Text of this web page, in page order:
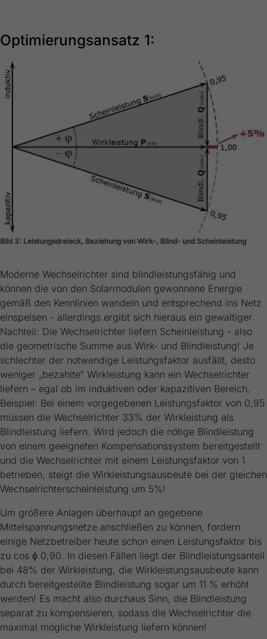
Optimierungsansatz 1:
Bild 3: Leistungsdreieck, Beziehung von Wirk-, Blind- und Scheinleistung
Moderne Wechselrichter sind blindleistungsfähig und
können die von den Solarmodulen gewonnene Energie
gemäß den Kennlinien wandeln und entsprechend ins Netz
einspeisen - allerdings ergibt sich hieraus ein gewaltiger
Nachteil: Die Wechselrichter liefern Scheinleistung - also
die geometrische Summe aus Wirk- und Blindleistung! Je
schlechter der notwendige Leistungsfaktor ausfällt, desto
weniger „bezahlte“ Wirkleistung kann ein Wechselrichter
liefern – egal ob im induktiven oder kapazitiven Bereich.
Beispiel: Bei einem vorgegebenen Leistungsfaktor von 0,95
müssen die Wechselrichter 33% der Wirkleistung als
Blindleistung liefern. Wird jedoch die nötige Blindleistung
von einem geeigneten Kompensationssystem bereitgestellt
und die Wechselrichter mit einem Leistungsfaktor von 1
betrieben, steigt die Wirkleistungsausbeute bei der gleichen
Wechselrichterscheinleistung um 5%!
Um größere Anlagen überhaupt an gegebene
Mittelspannungsnetze anschließen zu können, fordern
einige Netzbetreiber heute schon einen Leistungsfaktor bis
zu cos ϕ 0,90. In diesen Fällen liegt der Blindleistungsanteil
bei 48% der Wirkleistung, die Wirkleistungsausbeute kann
durch bereitgestellte Blindleistung sogar um 11 % erhöht
werden! Es macht also durchaus Sinn, die Blindleistung
separat zu kompensieren, sodass die Wechselrichter die
maximal mögliche Wirkleistung liefern können!